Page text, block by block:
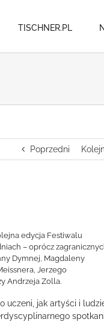
TISCHNER.PL
Poprzedni
edycja Festiwalu
– oprócz
Dymnej, Magdaleny
Jerzego
Andrzeja Zolla.
uczeni, jak artyści i